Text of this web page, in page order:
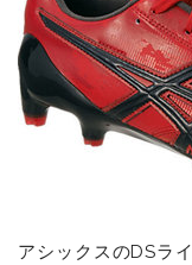
アシックスのDSラ